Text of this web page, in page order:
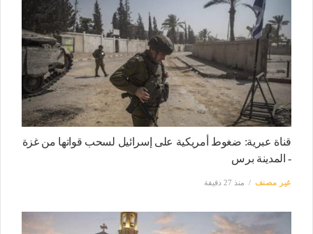
قناة عبرية: ضغوط أمريكية على إسرائيل لسحب قواتها من غزة
- المدينة برس
غير مصنف منذ 27 دقيقة